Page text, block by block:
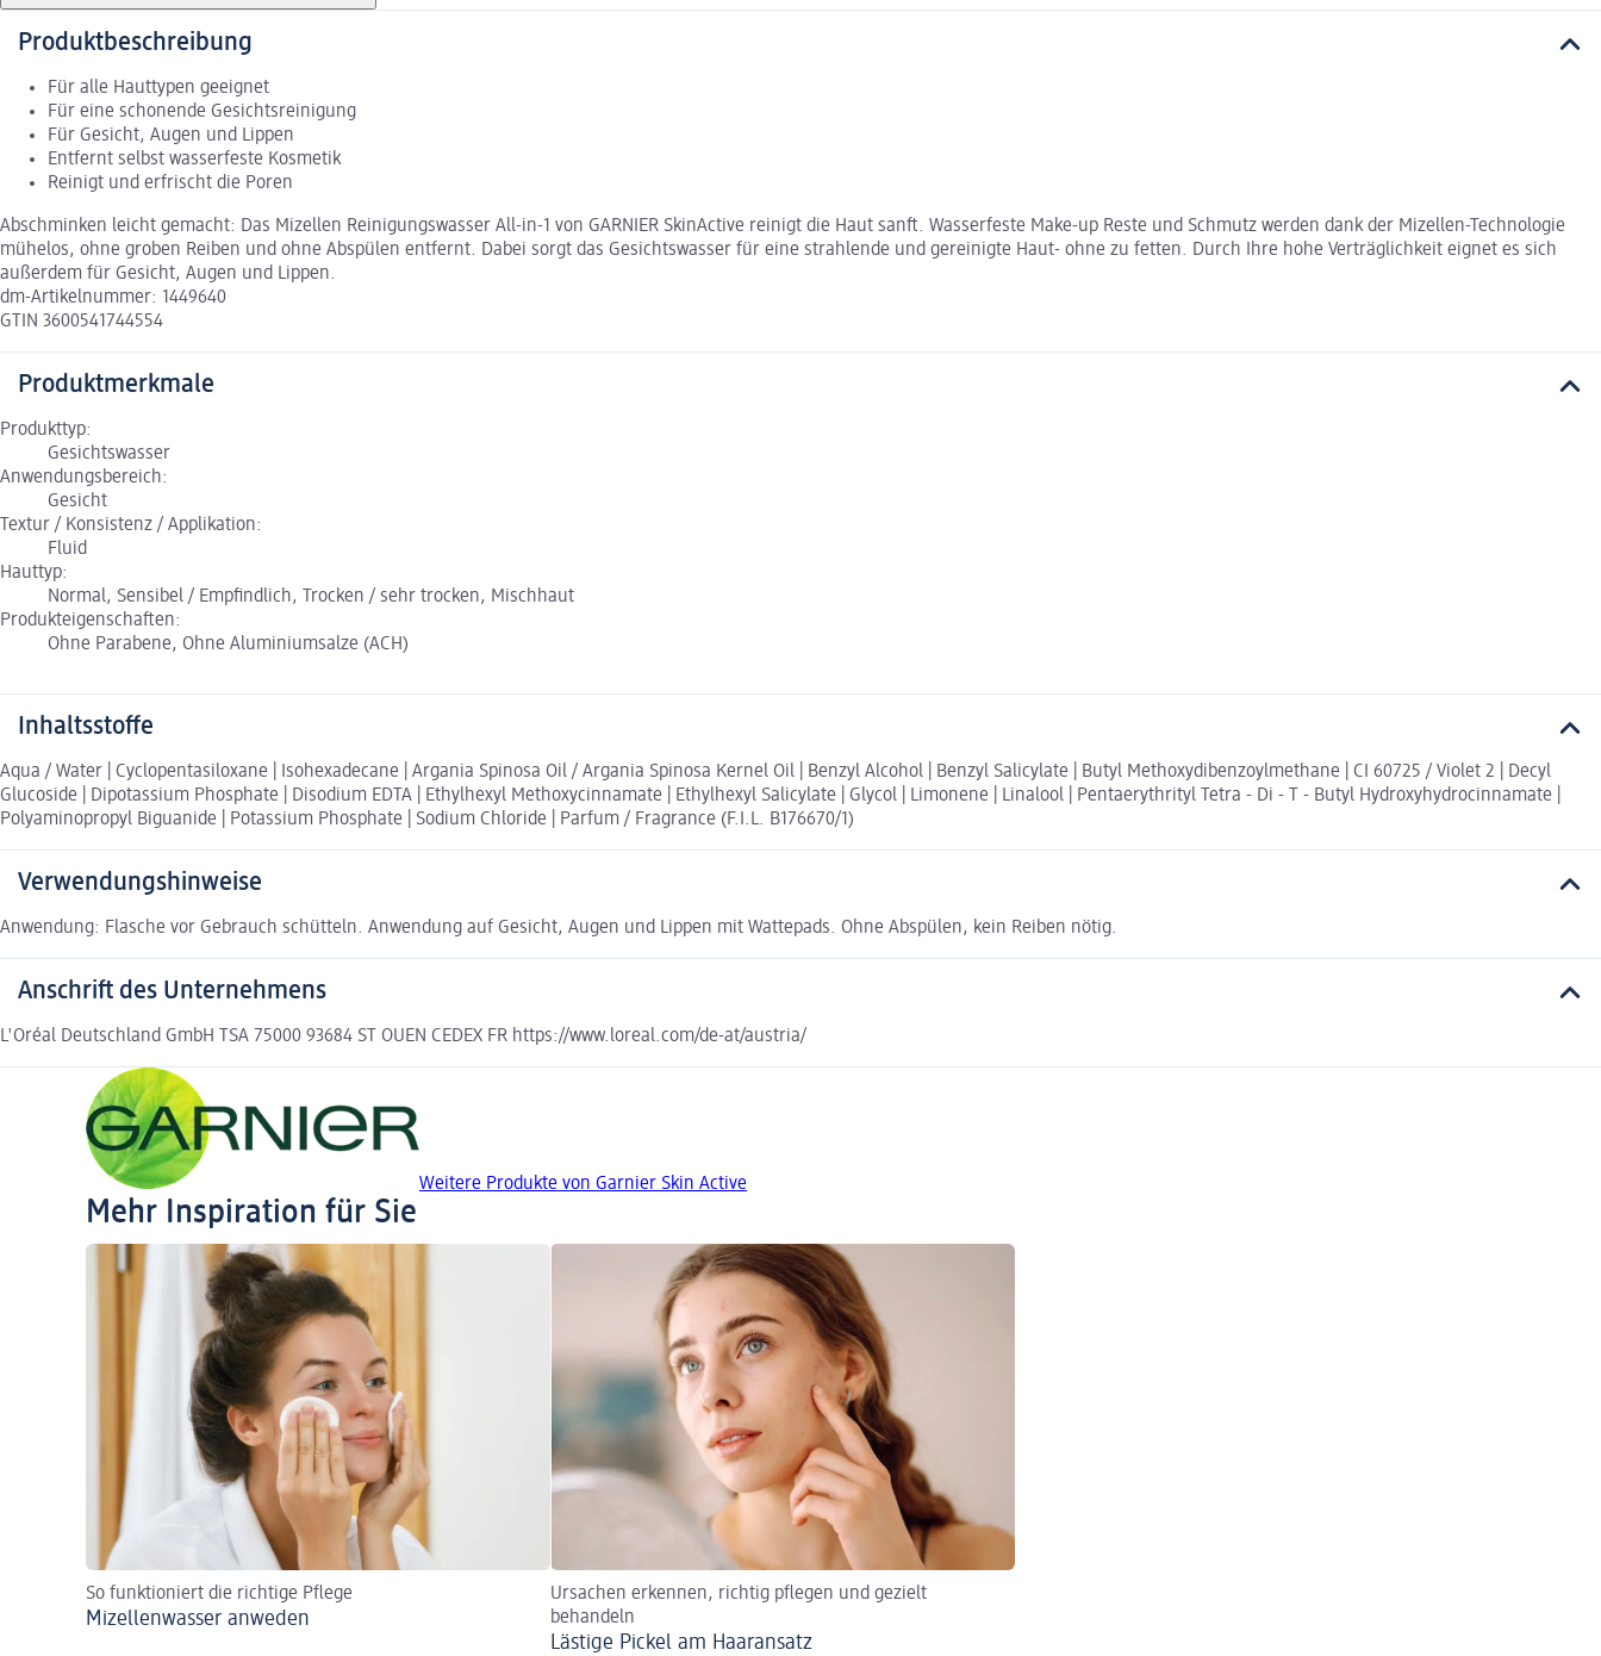
Produktbeschreibung
Für alle Hauttypen geeignet
Für eine schonende Gesichtsreinigung
Für Gesicht, Augen und Lippen
Entfernt selbst wasserfeste Kosmetik
Reinigt und erfrischt die Poren
Abschminken leicht gemacht: Das Mizellen Reinigungswasser All-in-1 von GARNIER SkinActive reinigt die Haut sanft. Wasserfeste Make-up Reste und Schmutz werden dank der Mizellen-Technologie
mühelos, ohne groben Reiben und ohne Abspülen entfernt. Dabei sorgt das Gesichtswasser für eine strahlende und gereinigte Haut- ohne zu fetten. Durch Ihre hohe Verträglichkeit eignet es sich
außerdem für Gesicht, Augen und Lippen.
dm-Artikelnummer: 1449640
GTIN 3600541744554
Produktmerkmale
Produkttyp:
Gesichtswasser
Anwendungsbereich:
Gesicht
Textur / Konsistenz / Applikation:
Fluid
Hauttyp:
Normal, Sensibel / Empfindlich, Trocken / sehr trocken, Mischhaut
Produkteigenschaften:
Ohne Parabene, Ohne Aluminiumsalze (ACH)
Inhaltsstoffe
Aqua / Water | Cyclopentasiloxane | Isohexadecane | Argania Spinosa Oil / Argania Spinosa Kernel Oil | Benzyl Alcohol | Benzyl Salicylate | Butyl Methoxydibenzoylmethane | CI 60725 / Violet 2 | Decyl
Glucoside | Dipotassium Phosphate | Disodium EDTA | Ethylhexyl Methoxycinnamate | Ethylhexyl Salicylate | Glycol | Limonene | Linalool | Pentaerythrityl Tetra - Di - T - Butyl Hydroxyhydrocinnamate |
Polyaminopropyl Biguanide | Potassium Phosphate | Sodium Chloride | Parfum / Fragrance (F.I.L. B176670/1)
Verwendungshinweise
Anwendung: Flasche vor Gebrauch schütteln. Anwendung auf Gesicht, Augen und Lippen mit Wattepads. Ohne Abspülen, kein Reiben nötig.
Anschrift des Unternehmens
L'Oréal Deutschland GmbH TSA 75000 93684 ST OUEN CEDEX FR https://www.loreal.com/de-at/austria/
Weitere Produkte von Garnier Skin Active
Mehr Inspiration für Sie
So funktioniert die richtige Pflege
Mizellenwasser anweden
Ursachen erkennen, richtig pflegen und gezielt
behandeln
Lästige Pickel am Haaransatz